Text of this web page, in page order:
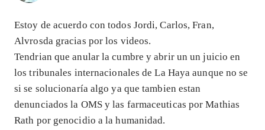
Estoy de acuerdo con todos Jordi, Carlos, Fran,
Alvrosda gracias por los videos.
Tendrian que anular la cumbre y abrir un un juicio en
los tribunales internacionales de La Haya aunque no se
si se solucionaría algo ya que tambien estan
denunciados la OMS y las farmaceuticas por Mathias
Rath por genocidio a la humanidad.